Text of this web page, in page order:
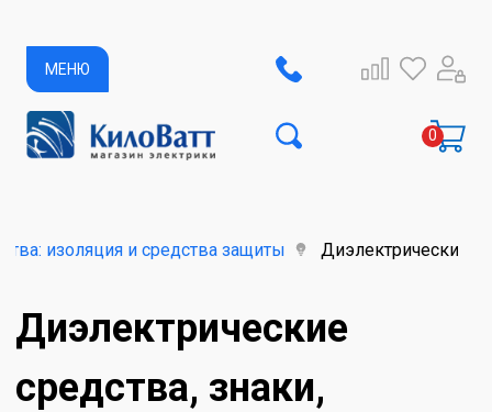
МЕНЮ
изоляция и средства защиты Диэлектрические
Диэлектрические
средства, знаки,